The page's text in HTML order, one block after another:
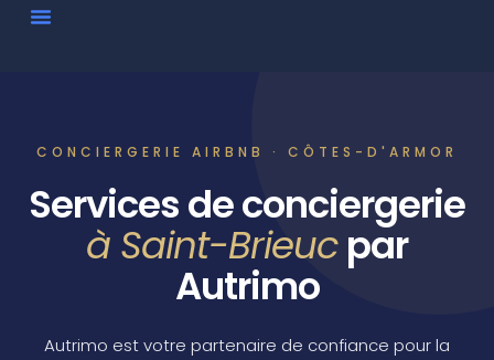
CONCIERGERIE AIRBNB · CÔTES-D'ARMOR
Services de conciergerie
à Saint-Brieucpar
Autrimo
Autrimo est votre partenaire de confiance pour la